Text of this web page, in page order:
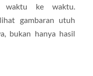
ke waktu.
gambaran utuh
bukan hanya hasil